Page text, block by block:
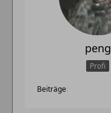
peng
Profi
Beiträge